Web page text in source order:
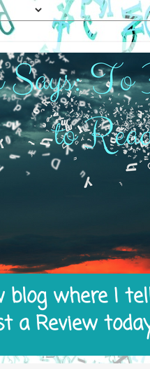
blog where I
a Review